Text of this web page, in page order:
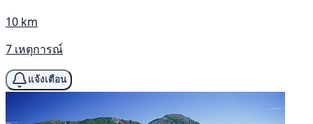
10 km
7 เหตุการณ์
แจ้งเตือน